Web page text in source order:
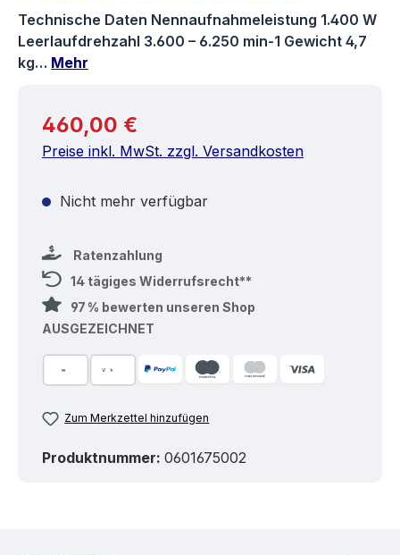
Technische Daten Nennaufnahmeleistung 1.400 W
Leerlaufdrehzahl 3.600 – 6.250 min-1 Gewicht 4,7
kg… Mehr
Regulärer Preis:
460,00 €
Preise inkl. MwSt. zzgl. Versandkosten
Nicht mehr verfügbar
Ratenzahlung
14 tägiges Widerrufsrecht**
97 % bewerten unseren Shop
AUSGEZEICHNET
Zum Merkzettel hinzufügen
Produktnummer: 0601675002